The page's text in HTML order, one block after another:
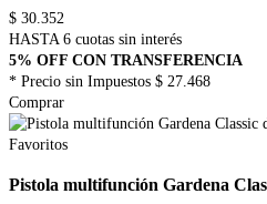
$ 30.352
HASTA 6 cuotas sin interés
5% OFF CON TRANSFERENCIA
* Precio sin Impuestos $ 27.468
Comprar
Favoritos
Pistola multifunción Gardena